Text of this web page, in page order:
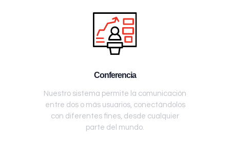
Conferencia
Nuestro sistema permite la comunicación
entre dos o más usuarios, conectándolos
con diferentes fines, desde cualquier
parte del mundo.